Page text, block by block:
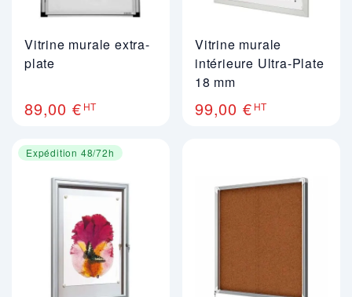
Vitrine murale extra-
plate
89,00 € HT
Vitrine murale
intérieure Ultra-Plate
18 mm
99,00 € HT
Expédition 48/72h